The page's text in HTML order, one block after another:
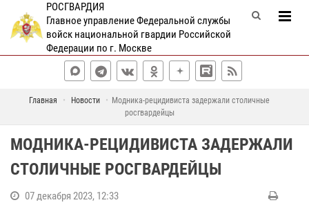
РОСГВАРДИЯ
Главное управление Федеральной службы
войск национальной гвардии Российской
Федерации по г. Москве
Главная Новости
Модника-рецидивиста задержали столичные
росгвардейцы
МОДНИКА-РЕЦИДИВИСТА ЗАДЕРЖАЛИ
СТОЛИЧНЫЕ РОСГВАРДЕЙЦЫ
07 декабря 2023, 12:33